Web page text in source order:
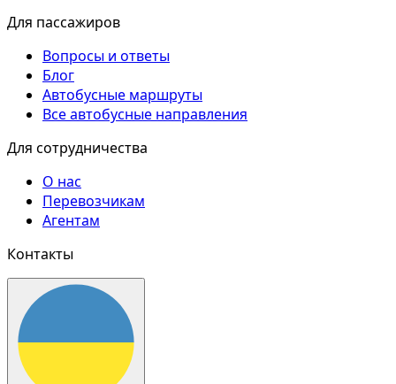
Для пассажиров
Вопросы и ответы
Блог
Автобусные маршруты
Все автобусные направления
Для сотрудничества
О нас
Перевозчикам
Агентам
Контакты